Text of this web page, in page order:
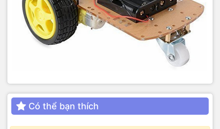
Có thể bạn thích